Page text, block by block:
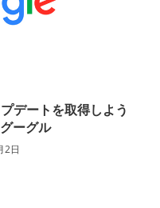
デートを取得しよう
ーグル
2日